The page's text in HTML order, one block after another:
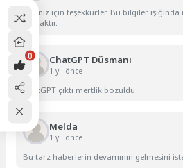
Yazınız için teşekkürler. Bu bilgiler
olacaktır.
ChatGPT Düsmanı
1 yıl önce
ChatGPT çıktı mertlik bozuldu
Melda
1 yıl önce
Bu tarz haberlerin devamının gelmesini
0